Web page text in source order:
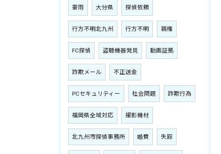
豪雨 大分県 探偵依頼
行方不明北九州 行方不明 親権
FC探偵 盗聴機器発見 動画証拠
詐欺メール 不正送金
PCセキュリティー 社会問題 詐欺行為
福岡県全域対応 撮影機材
北九州市探偵事務所 婚費 失踪